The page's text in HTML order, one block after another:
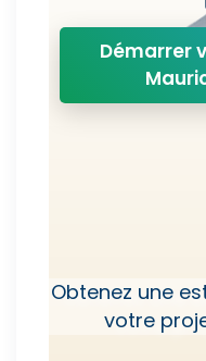
Démarrer
Obtenez une
votre